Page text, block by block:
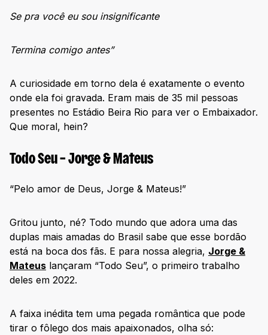
Se pra você eu sou insignificante
Termina comigo antes”
A curiosidade em torno dela é exatamente o evento
onde ela foi gravada. Eram mais de 35 mil pessoas
presentes no Estádio Beira Rio para ver o Embaixador.
Que moral, hein?
Todo Seu – Jorge & Mateus
“Pelo amor de Deus, Jorge & Mateus!”
Gritou junto, né? Todo mundo que adora uma das
duplas mais amadas do Brasil sabe que esse bordão
está na boca dos fãs. E para nossa alegria, Jorge &
Mateus lançaram “Todo Seu”, o primeiro trabalho
deles em 2022.
A faixa inédita tem uma pegada romântica que pode
tirar o fôlego dos mais apaixonados, olha só: